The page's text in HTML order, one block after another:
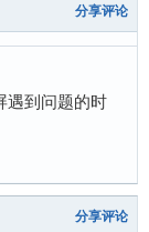
分享评论
遇到问题的时
分享评论